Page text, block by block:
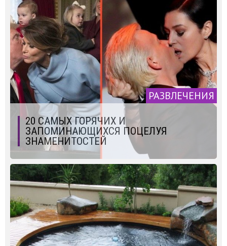
РАЗВЛЕЧЕНИЯ
20 САМЫХ ГОРЯЧИХ И
ЗАПОМИНАЮЩИХСЯ ПОЦЕЛУЯ
ЗНАМЕНИТОСТЕЙ